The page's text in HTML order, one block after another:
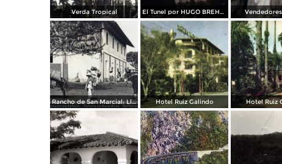
Verda Tropical El Tunel por HUGO BREHME
Rancho de San Marcial: Llegada de los Cortadores de Café Hotel Ruiz Galindo Hotel Ruiz